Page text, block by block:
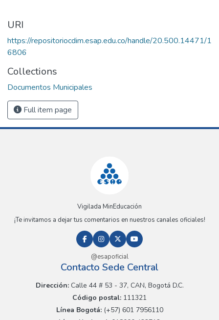
URI
https://repositoriocdim.esap.edu.co/handle/20.500.14471/1
6806
Collections
Documentos Municipales
Full item page
Vigilada MinEducación
¡Te invitamos a dejar tus comentarios en nuestros canales oficiales!
@esapoficial
Contacto Sede Central
Dirección:Calle 44 # 53 - 37, CAN, Bogotá D.C.
Código postal: 111321
Línea Bogotá:(+57) 601 7956110